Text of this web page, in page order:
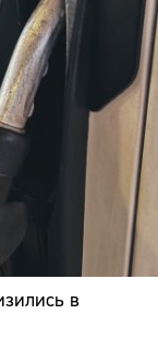
в